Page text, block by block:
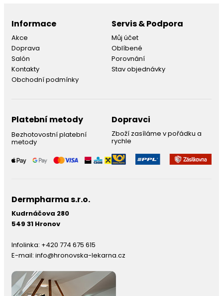
Informace
Akce
Doprava
Salón
Kontakty
Obchodní podmínky
Servis & Podpora
Můj účet
Oblíbené
Porovnání
Stav objednávky
Platební metody
Bezhotovostní platební
metody
Dopravci
Zboží zasíláme v pořádku a
rychle
Dermpharma s.r.o.
Kudrnáčova 280
549 31 Hronov
Infolinka: +420 774 675 615
E-mail: info@hronovska-lekarna.cz